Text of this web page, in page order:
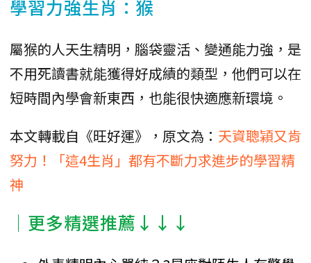
學習力強生肖：猴
屬猴的人天生精明，腦袋靈活、變通能力強，是
不用死讀書就能獲得好成績的類型，他們可以在
短時間內學會新東西，也能很快適應新環境。
本文轉載自《旺好運》，原文為： 天資聰穎又肯
努力！「這4生肖」都有不斷力求進步的學習精
神
│更多精選推薦↓↓↓